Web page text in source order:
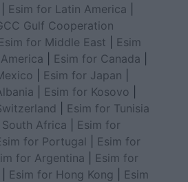
Esim for Latin America
Gulf Cooperation
Esim for Middle East
Esim
Esim for Canada
Esim for Japan
Esim for Kosovo
Esim for Tunisia
South Africa
Esim for
for Portugal
Esim for
for Argentina
Esim for
Esim for Hong Kong
Esim